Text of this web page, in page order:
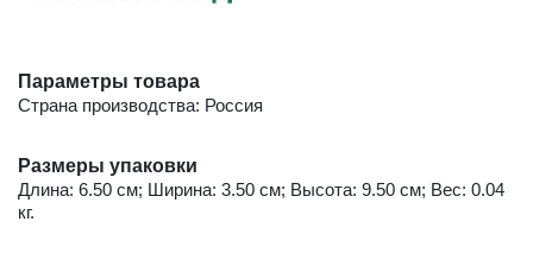
Параметры товара
Страна производства: Россия
Размеры упаковки
Длина: 6.50 см; Ширина: 3.50 см; Высота: 9.50 см; Вес: 0.04
кг.